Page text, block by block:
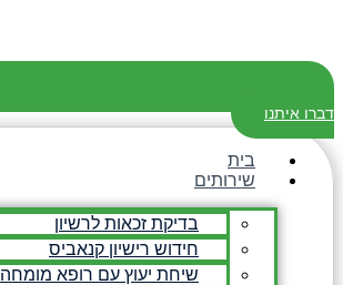
דברו איתנו
בית
שירותים
בדיקת זכאות לרשיון
חידוש רישיון קנאביס
שיחת יעוץ עם רופא מומחה